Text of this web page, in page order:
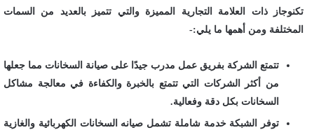
تكنوجاز ذات العلامة التجارية المميزة والتي تتميز بالعديد من السمات
المختلفة ومن أهمها ما يلي:-
تتمتع الشركة بفريق عمل مدرب جيدًا على صيانة السخانات مما جعلها
من أكثر الشركات التي تتمتع بالخبرة والكفاءة في معالجة مشاكل
السخانات بكل دقة وفعالية.
توفر الشبكة خدمة شاملة تشمل صيانه السخانات الكهربائية والغازية